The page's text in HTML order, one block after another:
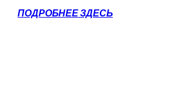
ПОДРОБНЕЕ ЗДЕСЬ